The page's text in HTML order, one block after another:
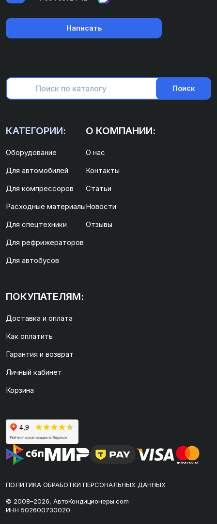
Написать
Поиск
КАТЕГОРИИ:
Оборудование
Для автомобилей
Для компрессоров
Расходные материалы
Для спецтехники
Для рефрижераторов
Для автобусов
О КОМПАНИИ:
О нас
Контакты
Статьи
Новости
Отзывы
ПОКУПАТЕЛЯМ:
Доставка и оплата
Как оплатить
Гарантия и возврат
Личный кабинет
Корзина
ПОЛИТИКА ОБРАБОТКИ ПЕРСОНАЛЬНЫХ ДАННЫХ
© 2008–2026, АвтоКондиционеры.com
ИНН 502600730020